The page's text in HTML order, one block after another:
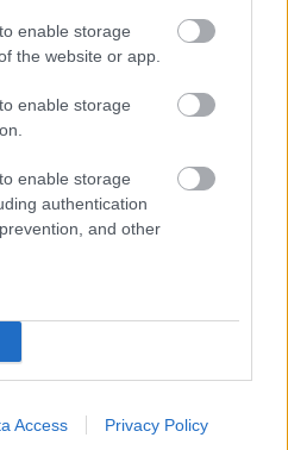
enable storage
the website or app.
enable storage
enable storage
authentication
and other
Access Privacy Policy